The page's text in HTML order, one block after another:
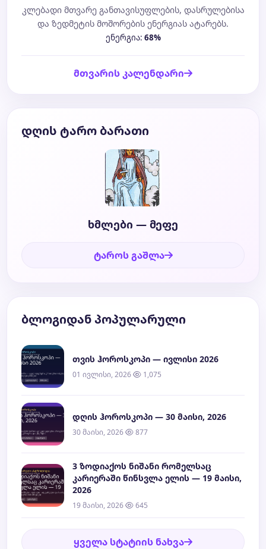
კლებადი მთვარე განთავისუფლების, დასრულებისა
და ზედმეტის მოშორების ენერგიას ატარებს.
ენერგია: 68%
მთვარის კალენდარი
დღის ტარო ბარათი
ხმლები — მეფე
ტაროს გაშლა
ბლოგიდან პოპულარული
თვის ჰოროსკოპი — ივლისი 2026
01 ივლისი, 2026 1,075
დღის ჰოროსკოპი — 30 მაისი, 2026
30 მაისი, 2026 877
3 ზოდიაქოს ნიშანი რომელსაც
კარიერაში წინსვლა ელის — 19 მაისი,
2026
19 მაისი, 2026 645
ყველა სტატიის ნახვა